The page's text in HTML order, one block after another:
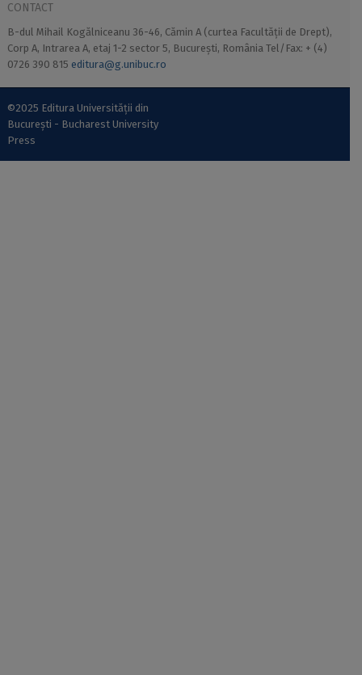
CONTACT
B-dul Mihail Kogălniceanu 36-46, Cămin A (curtea Facultății de Drept),
Corp A, Intrarea A, etaj 1-2 sector 5, București, România Tel/Fax: + (4)
0726 390 815 editura@g.unibuc.ro
©2025 Editura Universității din
București - Bucharest University
Press